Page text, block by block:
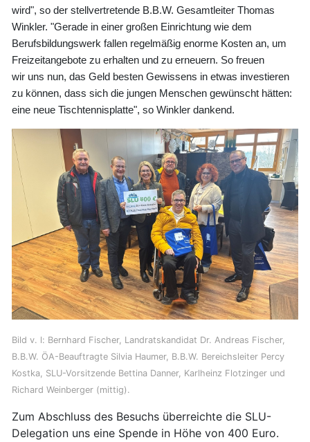
wird", so der stellvertretende B.B.W. Gesamtleiter Thomas
Winkler. "Gerade in einer großen Einrichtung wie dem
Berufsbildungswerk fallen regelmäßig enorme Kosten an, um
Freizeitangebote zu erhalten und zu erneuern. So freuen
wir uns nun, das Geld besten Gewissens in etwas investieren
zu können, dass sich die jungen Menschen gewünscht hätten:
eine neue Tischtennisplatte", so Winkler dankend.
Bild v. l: Bernhard Fischer, Landratskandidat Dr. Andreas Fischer,
B.B.W. ÖA-Beauftragte Silvia Haumer, B.B.W. Bereichsleiter Percy
Kostka, SLU-Vorsitzende Bettina Danner, Karlheinz Flotzinger und
Richard Weinberger (mittig).
Zum Abschluss des Besuchs überreichte die SLU-
Delegation uns eine Spende in Höhe von 400 Euro.